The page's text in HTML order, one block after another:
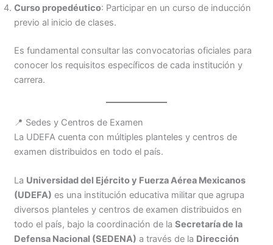
Curso propedéutico: Participar en un curso de inducción
previo al inicio de clases.
Es fundamental consultar las convocatorias oficiales para
conocer los requisitos específicos de cada institución y
carrera.
📍 Sedes y Centros de Examen
La UDEFA cuenta con múltiples planteles y centros de
examen distribuidos en todo el país.
La Universidad del Ejército y Fuerza Aérea Mexicanos
(UDEFA) es una institución educativa militar que agrupa
diversos planteles y centros de examen distribuidos en
todo el país, bajo la coordinación de la Secretaría de la
Defensa Nacional (SEDENA) a través de la Dirección